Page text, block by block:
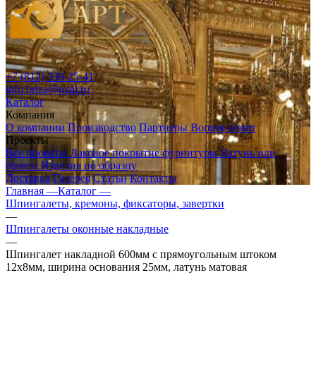
+7 (812) 339-25-41
info.briza@mail.ru
Каталог
Компания
О компании Производство Партнеры Вопрос-ответ
Проекты
Все проекты Лаковое покрытие фурнитурыЛатунь или
бронзаИзделия по образцу
Доставка Галерея Статьи Контакты
Главная —Каталог —
Шпингалеты, кремоны, фиксаторы, завертки
—
Шпингалеты оконные накладные
—
Шпингалет накладной 600мм с прямоугольным штоком
12х8мм, ширина основания 25мм, латунь матовая